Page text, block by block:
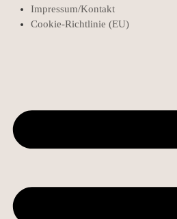
Impressum/Kontakt
Cookie-Richtlinie (EU)